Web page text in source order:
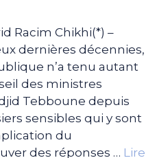
Racim Chikhi(*) –
dernières décennies,
n’a tenu autant
des ministres
Tebboune depuis
sensibles qui y sont
du
des réponses … Lire